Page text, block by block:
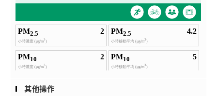
其他操作